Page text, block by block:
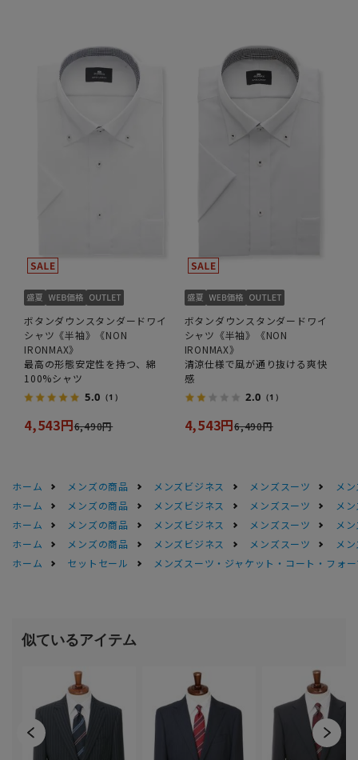
ボタンダウンスタンダードワイ
シャツ《半袖》《NON
IRONMAX》
最高の形態安定性を持つ、綿
100%シャツ
5.0 （1）
4,543円6,490円
ボタンダウンスタンダードワイ
シャツ《半袖》《NON
IRONMAX》
清涼仕様で風が通り抜ける爽快
感
2.0 （1）
4,543円6,490円
ホーム メンズの商品 メンズビジネス メンズスーツ
メ
ホーム
メンズの商品 メンズビジネス メンズスーツ
メ
ホーム
メンズの商品 メンズビジネス メンズスーツ
メ
ホーム
メンズの商品 メンズビジネス メンズスーツ
メ
ホーム
セットセール メンズスーツ・ジャケット・コート・フォ